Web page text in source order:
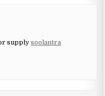
supplysoolantra